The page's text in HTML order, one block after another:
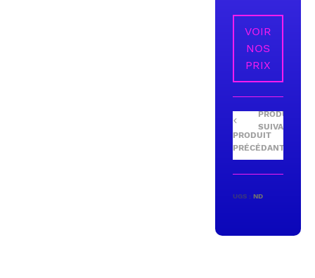
VOIR
NOS
PRIX
UGS : ND